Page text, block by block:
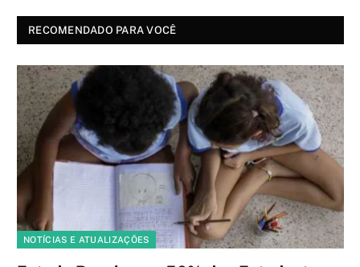
RECOMENDADO PARA VOCÊ
NOTÍCIAS E ATUALIZAÇÕES